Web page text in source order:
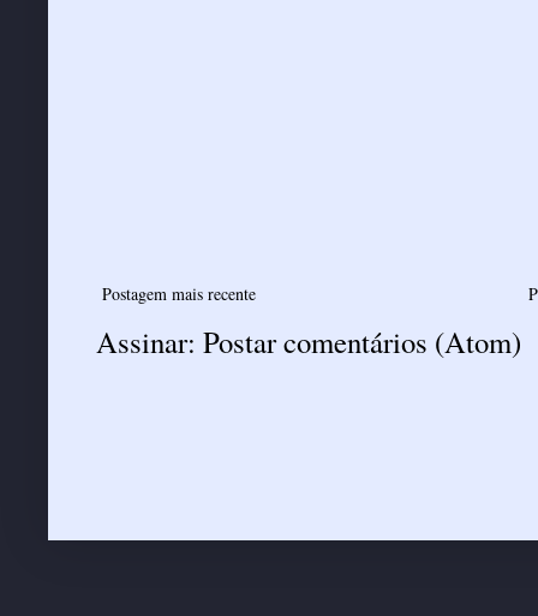
Postagem mais recente
Assinar: Postar comentários (Atom)